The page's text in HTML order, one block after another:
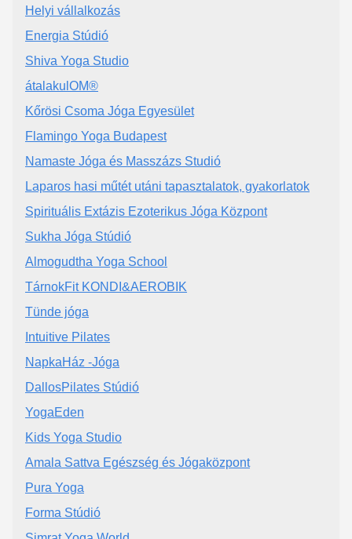
Helyi vállalkozás
Energia Stúdió
Shiva Yoga Studio
átalakulOM®️
Kőrösi Csoma Jóga Egyesület
Flamingo Yoga Budapest
Namaste Jóga és Masszázs Studió
Laparos hasi műtét utáni tapasztalatok, gyakorlatok
Spirituális Extázis Ezoterikus Jóga Központ
Sukha Jóga Stúdió
Almogudtha Yoga School
TárnokFit KONDI&AEROBIK
Tünde jóga
Intuitive Pilates
NapkaHáz -Jóga
DallosPilates Stúdió
YogaEden
Kids Yoga Studio
Amala Sattva Egészség és Jógaközpont
Pura Yoga
Forma Stúdió